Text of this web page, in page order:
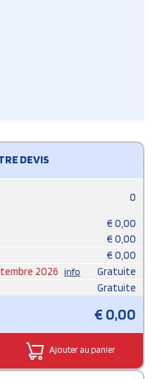
DEVIS
0
€ 0,00
€ 0,00
€ 0,00
2026 info
Gratuite
Gratuite
€0,00
Ajouter au panier